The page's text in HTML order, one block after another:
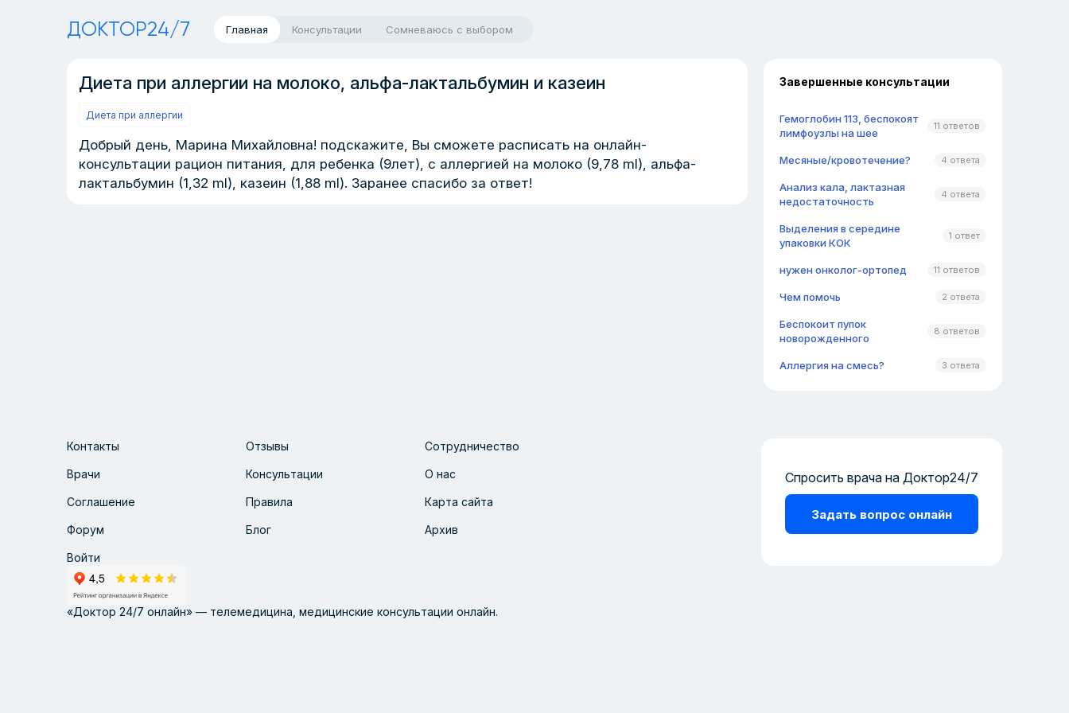
ДОКТОР24/7 Главная Консультации Сомневаюсь с выбором
Диета при аллергии на молоко, альфа-лактальбумин и казеин
Диета при аллергии
Добрый день, Марина Михайловна! подскажите, Вы сможете расписать на онлайн-
консультации рацион питания, для ребенка (9лет), с аллергией на молоко (9,78 ml), альфа-
лактальбумин (1,32 ml), казеин (1,88 ml). Заранее спасибо за ответ!
Завершенные консультации
Гемоглобин 113, беспокоят
лимфоузлы на шее
11 ответов
Месяные/кровотечение? 4 ответа
Анализ кала, лактазная
недостаточность
4 ответа
Выделения в середине
упаковки КОК
1 ответ
нужен онколог-ортопед 11 ответов
Чем помочь 2 ответа
Беспокоит пупок
новорожденного
8 ответов
Аллергия на смесь? 3 ответа
Контакты Отзывы Сотрудничество
Врачи Консультации О нас
Соглашение Правила Карта сайта
Форум Блог Архив
Войти
Спросить врача на Доктор24/7
Задать вопрос онлайн
«Доктор 24/7 онлайн» — телемедицина, медицинские консультации онлайн.